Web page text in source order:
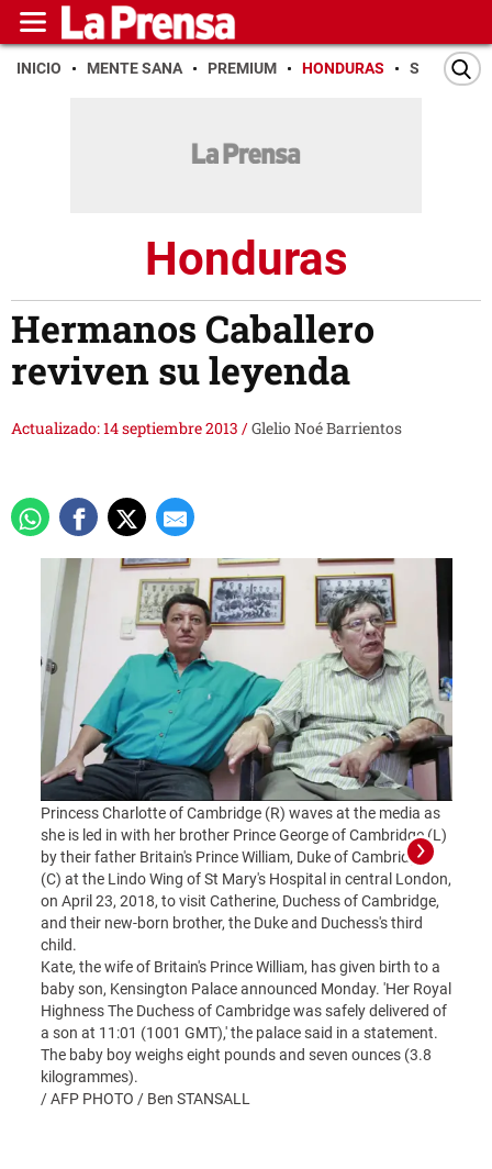
INICIO MENTE SANA PREMIUM HONDURAS SAN PEDRO
Honduras
Hermanos Caballero
reviven su leyenda
Actualizado: 14 septiembre 2013 /Glelio Noé Barrientos
Princess Charlotte of Cambridge (R) waves at the media as
she is led in with her brother Prince George of Cambridge (L)
by their father Britain's Prince William, Duke of Cambridge,
(C) at the Lindo Wing of St Mary's Hospital in central London,
on April 23, 2018, to visit Catherine, Duchess of Cambridge,
and their new-born brother, the Duke and Duchess's third
child.
Kate, the wife of Britain's Prince William, has given birth to a
baby son, Kensington Palace announced Monday. 'Her Royal
Highness The Duchess of Cambridge was safely delivered of
a son at 11:01 (1001 GMT),' the palace said in a statement.
The baby boy weighs eight pounds and seven ounces (3.8
kilogrammes).
/ AFP PHOTO / Ben STANSALL